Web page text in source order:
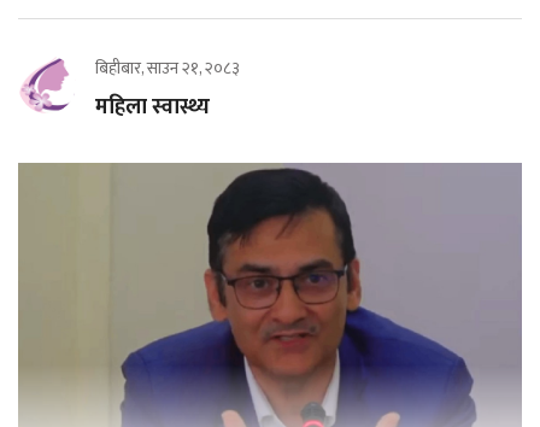
बिहीबार, साउन २१, २०८३
महिला स्वास्थ्य